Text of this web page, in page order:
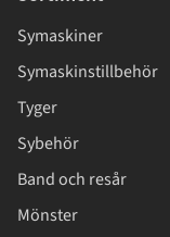
Symaskiner
Symaskinstillbehör
Tyger
Sybehör
Band och resår
Mönster